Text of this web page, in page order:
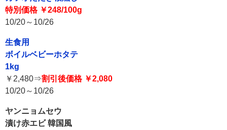
特別価格 ￥248/100g
10/20～10/26
生食用
ボイルベビーホタテ
1kg
￥2,480⇒割引後価格 ￥2,080
10/20～10/26
ヤンニョムセウ
漬け赤エビ 韓国風